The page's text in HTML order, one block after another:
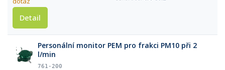
Detail
Personální monitor PEM pro frakci PM10 při 2
l/min
761-200